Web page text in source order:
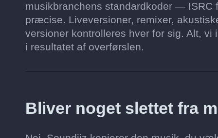
musikbranchens standardkoder —
præcise. Liveversioner, remixer,
versioner kontrolleres hver for sig. Alt,
i resultatet af overførslen.
Bliver noget slettet fra